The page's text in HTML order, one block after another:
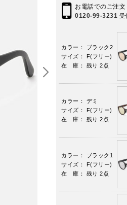
お電話でのご注文
0120-99-3231 受
カラー： ブラック2
サイズ： F(フリー)
在 庫： 残り 2点
カラー： デミ
サイズ： F(フリー)
在 庫： 残り 2点
カラー： ブラック1
サイズ： F(フリー)
在 庫： 残り 2点